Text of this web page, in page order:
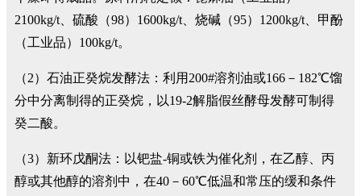
2100kg/t、硫酸（98）1600kg/t、烧碱（95）1200kg/t、甲酚
（工业品）100kg/t。
（2）石油正癸烷发酵法：利用200#溶剂油或166－182℃馏
分中分离制得的正癸烷，以19-2解脂假丝酵母发酵可制得
癸二酸。
（3）新环戊酮法：以钯盐-铜或铁为催化剂，在乙醇、丙
醇或其他醇的溶剂中，在40－60℃低温和常压的缓和条件